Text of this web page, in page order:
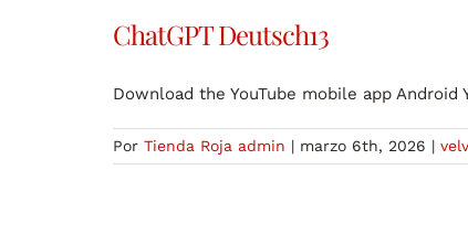
ChatGPT Deutsch13
Download the YouTube mobile app Android
Por Tienda Roja admin | marzo 6th, 2026 |